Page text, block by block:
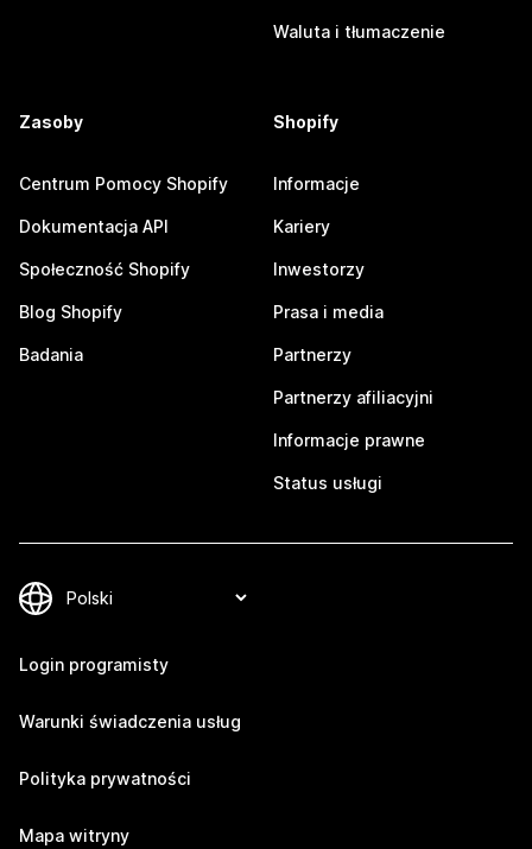
Waluta i tłumaczenie
Zasoby
Centrum Pomocy Shopify
Dokumentacja API
Społeczność Shopify
Blog Shopify
Badania
Shopify
Informacje
Kariery
Inwestorzy
Prasa i media
Partnerzy
Partnerzy afiliacyjni
Informacje prawne
Status usługi
Login programisty
Warunki świadczenia usług
Polityka prywatności
Mapa witryny